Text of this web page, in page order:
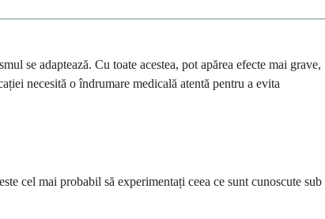
se adaptează. Cu toate acestea, pot apărea efecte mai grave,
necesită o îndrumare medicală atentă pentru a evita
cel mai probabil să experimentați ceea ce sunt cunoscute sub